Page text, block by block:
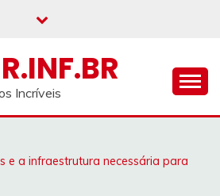
Incríveis
e a infraestrutura necessária para